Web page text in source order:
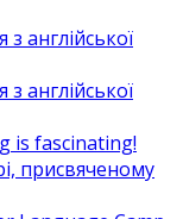
англійської
англійської
is fascinating!
присвяченому